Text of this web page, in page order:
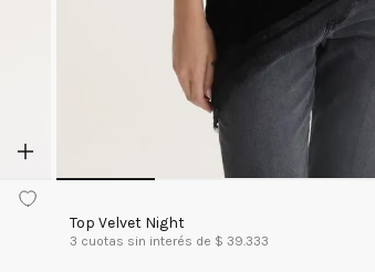
Top Velvet Night
3 cuotas sin interés de $ 39.333